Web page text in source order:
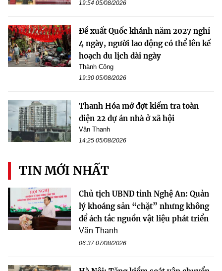
19:54 05/08/2026
Đề xuất Quốc khánh năm 2027 nghỉ
4 ngày, người lao động có thể lên kế
hoạch du lịch dài ngày
Thành Công
19:30 05/08/2026
Thanh Hóa mở đợt kiểm tra toàn
diện 22 dự án nhà ở xã hội
Văn Thanh
14:25 05/08/2026
TIN MỚI NHẤT
Chủ tịch UBND tỉnh Nghệ An: Quản
lý khoáng sản “chặt” nhưng không
để ách tắc nguồn vật liệu phát triển
Văn Thanh
06:37 07/08/2026